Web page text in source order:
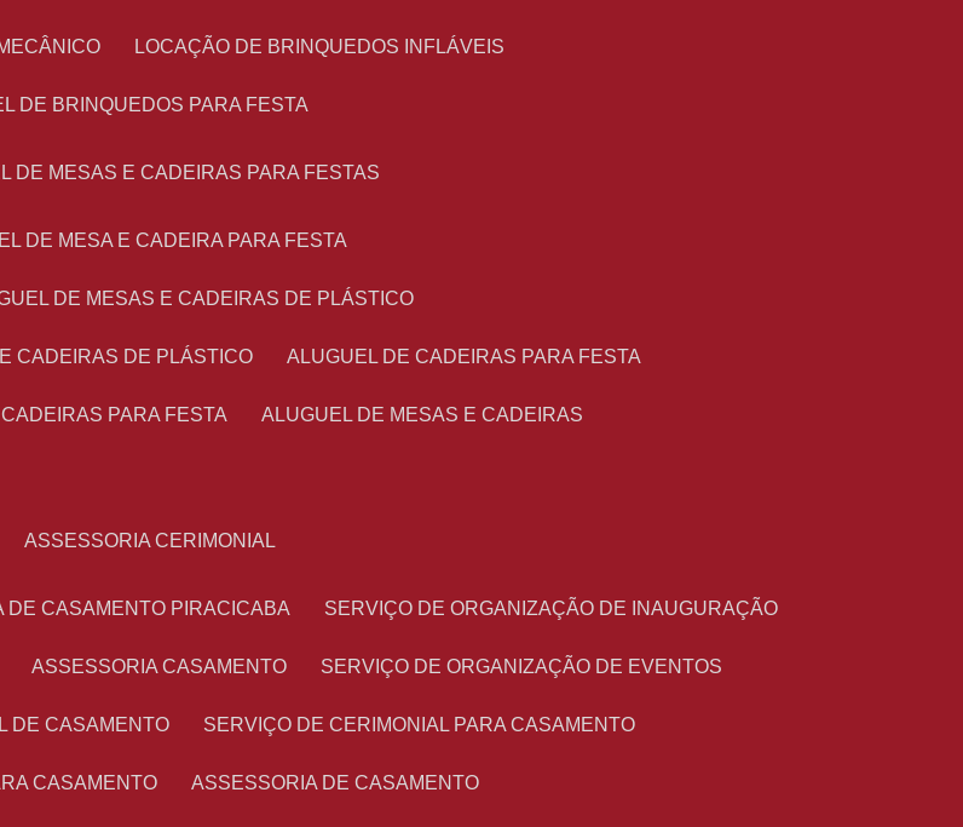
LOCAÇÃO DE BRINQUEDOS INFLÁVEIS
DE BRINQUEDOS PARA FESTA
DE MESAS E CADEIRAS PARA FESTAS
DE MESA E CADEIRA PARA FESTA
DE MESAS E CADEIRAS DE PLÁSTICO
CADEIRAS DE PLÁSTICO ALUGUEL DE CADEIRAS PARA FESTA
PARA FESTA ALUGUEL DE MESAS E CADEIRAS
ASSESSORIA CERIMONIAL
DE CASAMENTO PIRACICABA SERVIÇO DE ORGANIZAÇÃO DE INAUGURAÇÃO
ASSESSORIA CASAMENTO SERVIÇO DE ORGANIZAÇÃO DE EVENTOS
DE CASAMENTO SERVIÇO DE CERIMONIAL PARA CASAMENTO
CASAMENTO ASSESSORIA DE CASAMENTO